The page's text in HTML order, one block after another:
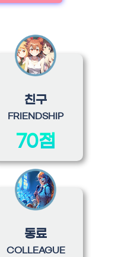
친구
FRIENDSHIP
70점
동료
COLLEAGUE